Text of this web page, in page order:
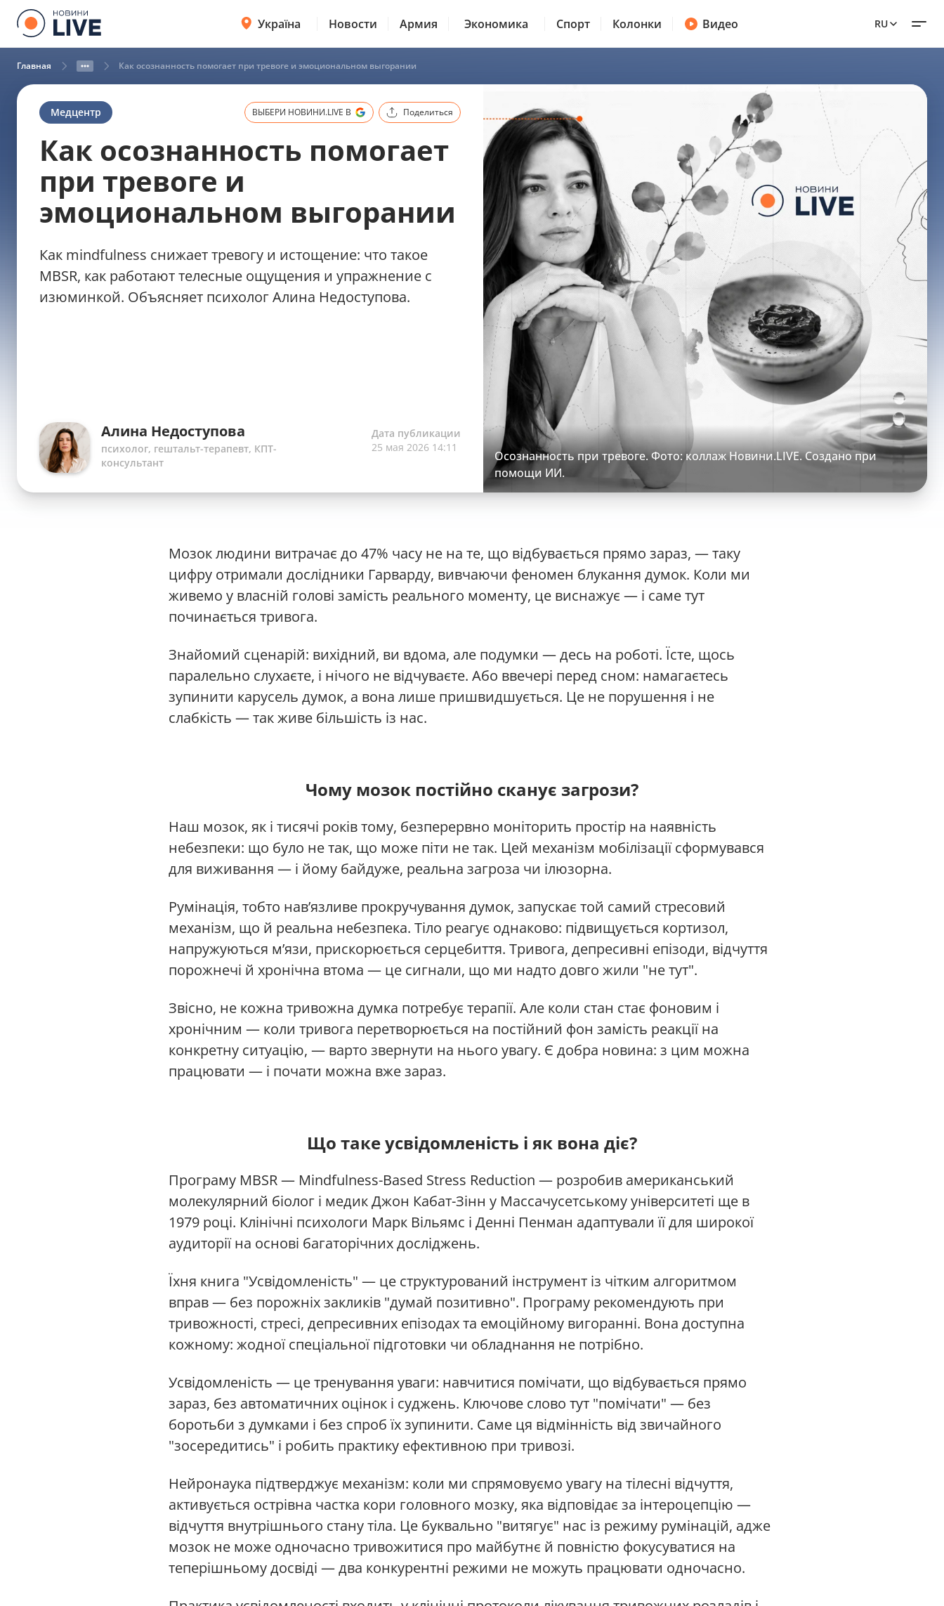
Україна Новости Армия Экономика Спорт Колонки Видео RU
Главная Как осознанность помогает при тревоге и эмоциональном выгорании
Медцентр ВЫБЕРИ НОВИНИ.LIVE В Поделиться
Как осознанность помогает
при тревоге и
эмоциональном выгорании
Как mindfulness снижает тревогу и истощение: что такое
MBSR, как работают телесные ощущения и упражнение с
изюминкой. Объясняет психолог Алина Недоступова.
Алина Недоступова
психолог, гештальт-терапевт, КПТ-
консультант
Дата публикации
25 мая 2026 14:11
Осознанность при тревоге. Фото: коллаж Новини.LIVE. Создано при
помощи ИИ.
Мозок людини витрачає до 47% часу не на те, що відбувається прямо зараз, — таку
цифру отримали дослідники Гарварду, вивчаючи феномен блукання думок. Коли ми
живемо у власній голові замість реального моменту, це виснажує — і саме тут
починається тривога.
Знайомий сценарій: вихідний, ви вдома, але подумки — десь на роботі. Їсте, щось
паралельно слухаєте, і нічого не відчуваєте. Або ввечері перед сном: намагаєтесь
зупинити карусель думок, а вона лише пришвидшується. Це не порушення і не
слабкість — так живе більшість із нас.
Чому мозок постійно сканує загрози?
Наш мозок, як і тисячі років тому, безперервно моніторить простір на наявність
небезпеки: що було не так, що може піти не так. Цей механізм мобілізації сформувався
для виживання — і йому байдуже, реальна загроза чи ілюзорна.
Румінація, тобто нав’язливе прокручування думок, запускає той самий стресовий
механізм, що й реальна небезпека. Тіло реагує однаково: підвищується кортизол,
напружуються м’язи, прискорюється серцебиття. Тривога, депресивні епізоди, відчуття
порожнечі й хронічна втома — це сигнали, що ми надто довго жили "не тут".
Звісно, не кожна тривожна думка потребує терапії. Але коли стан стає фоновим і
хронічним — коли тривога перетворюється на постійний фон замість реакції на
конкретну ситуацію, — варто звернути на нього увагу. Є добра новина: з цим можна
працювати — і почати можна вже зараз.
Що таке усвідомленість і як вона діє?
Програму MBSR — Mindfulness-Based Stress Reduction — розробив американський
молекулярний біолог і медик Джон Кабат-Зінн у Массачусетському університеті ще в
1979 році. Клінічні психологи Марк Вільямс і Денні Пенман адаптували її для широкої
аудиторії на основі багаторічних досліджень.
Їхня книга "Усвідомленість" — це структурований інструмент із чітким алгоритмом
вправ — без порожніх закликів "думай позитивно". Програму рекомендують при
тривожності, стресі, депресивних епізодах та емоційному вигоранні. Вона доступна
кожному: жодної спеціальної підготовки чи обладнання не потрібно.
Усвідомленість — це тренування уваги: навчитися помічати, що відбувається прямо
зараз, без автоматичних оцінок і суджень. Ключове слово тут "помічати" — без
боротьби з думками і без спроб їх зупинити. Саме ця відмінність від звичайного
"зосередитись" і робить практику ефективною при тривозі.
Нейронаука підтверджує механізм: коли ми спрямовуємо увагу на тілесні відчуття,
активується острівна частка кори головного мозку, яка відповідає за інтероцепцію —
відчуття внутрішнього стану тіла. Це буквально "витягує" нас із режиму румінацій, адже
мозок не може одночасно тривожитися про майбутнє й повністю фокусуватися на
теперішньому досвіді — два конкурентні режими не можуть працювати одночасно.